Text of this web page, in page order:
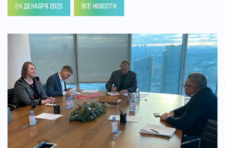
24 ДЕКАБРЯ 2020 ВСЕ НОВОСТИ